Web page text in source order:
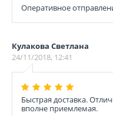
Оперативное
Кулакова Светлана
24/11/2018, 12:41
Быстрая доставка.
вполне приемлемая.